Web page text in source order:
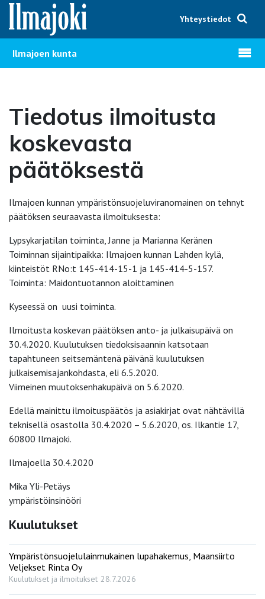
Hyppää sisältöön
Yhteystiedot
Ilmajoen kunta Avaa
Tiedotus ilmoitusta
koskevasta
päätöksestä
Ilmajoen kunnan ympäristönsuojeluviranomainen on tehnyt
päätöksen seuraavasta ilmoituksesta:
Lypsykarjatilan toiminta, Janne ja Marianna Keränen
Toiminnan sijaintipaikka: Ilmajoen kunnan Lahden kylä,
kiinteistöt RNo:t 145-414-15-1 ja 145-414-5-157.
Toiminta: Maidontuotannon aloittaminen
Kyseessä on uusi toiminta.
Ilmoitusta koskevan päätöksen anto- ja julkaisupäivä on
30.4.2020. Kuulutuksen tiedoksisaannin katsotaan
tapahtuneen seitsemäntenä päivänä kuulutuksen
julkaisemisajankohdasta, eli 6.5.2020.
Viimeinen muutoksenhakupäivä on 5.6.2020.
Edellä mainittu ilmoituspäätös ja asiakirjat ovat nähtävillä
teknisellä osastolla 30.4.2020 – 5.6.2020, os. Ilkantie 17,
60800 Ilmajoki.
Ilmajoella 30.4.2020
Mika Yli-Petäys
ympäristöinsinööri
Kuulutukset
Ympäristönsuojelulainmukainen lupahakemus, Maansiirto
Veljekset Rinta Oy
Kuulutukset ja ilmoitukset 28.7.2026